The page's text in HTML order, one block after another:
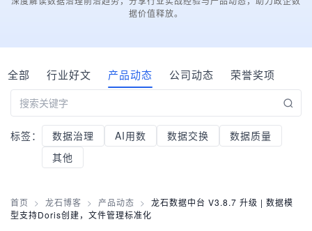
据价值释放。
全部 行业好文 产品动态 公司动态 荣誉奖项
标签： 数据治理 AI用数 数据交换
数据质量
其他
首页 > 龙石博客 > 产品动态 >
龙石数据中台 V3.8.7 升级 | 数据模
型支持Doris创建，文件管理标准化